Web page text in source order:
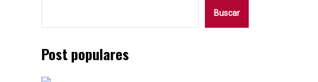
Buscar
Post populares